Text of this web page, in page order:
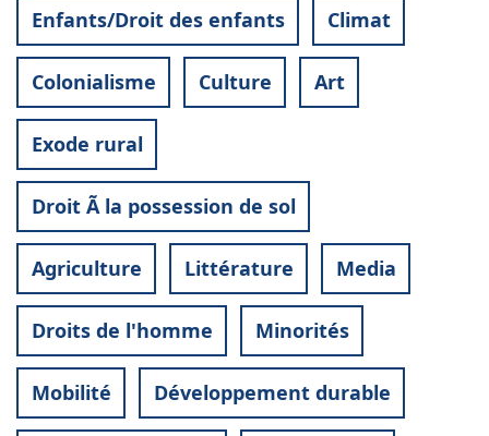
Enfants/Droit des enfants Climat
Colonialisme Culture Art
Exode rural
Droit Ã la possession de sol
Agriculture Littérature Media
Droits de l'homme Minorités
Mobilité Développement durable